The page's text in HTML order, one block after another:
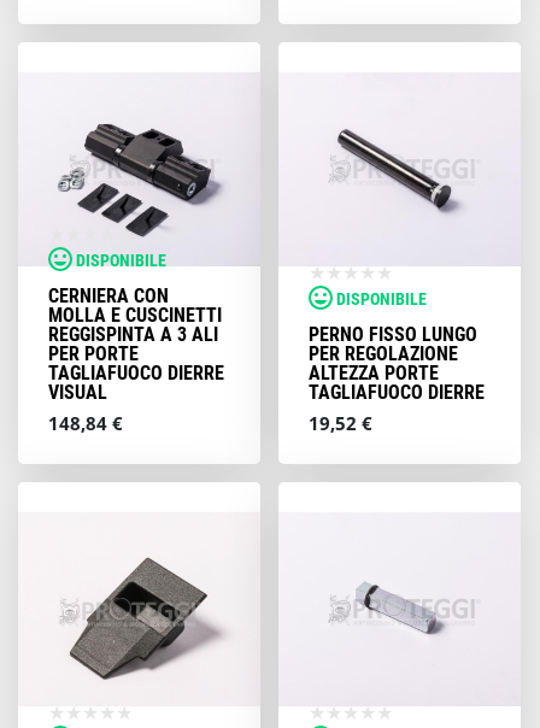
DISPONIBILE
CERNIERA CON
MOLLA E CUSCINETTI
REGGISPINTA A 3 ALI
PER PORTE
TAGLIAFUOCO DIERRE
VISUAL
148,84 €
DISPONIBILE
PERNO FISSO LUNGO
PER REGOLAZIONE
ALTEZZA PORTE
TAGLIAFUOCO DIERRE
19,52 €